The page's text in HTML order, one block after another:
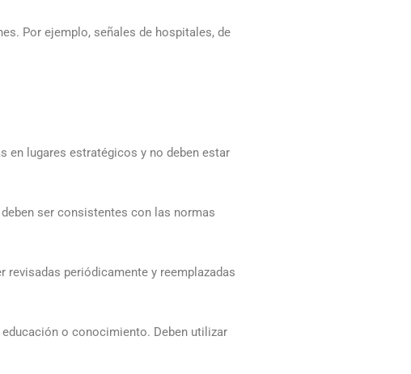
Por ejemplo, señales de hospitales, de
en lugares estratégicos y no deben estar
ser consistentes con las normas
periódicamente y reemplazadas
o conocimiento. Deben utilizar